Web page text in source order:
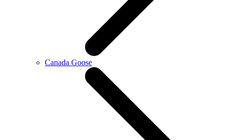
Canada Goose